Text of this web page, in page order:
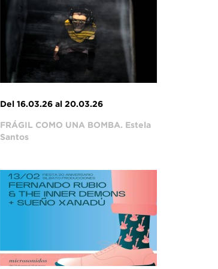
Del 16.03.26 al 20.03.26
FRÁGIL COMO UNA BOMBA. Estela
Santos